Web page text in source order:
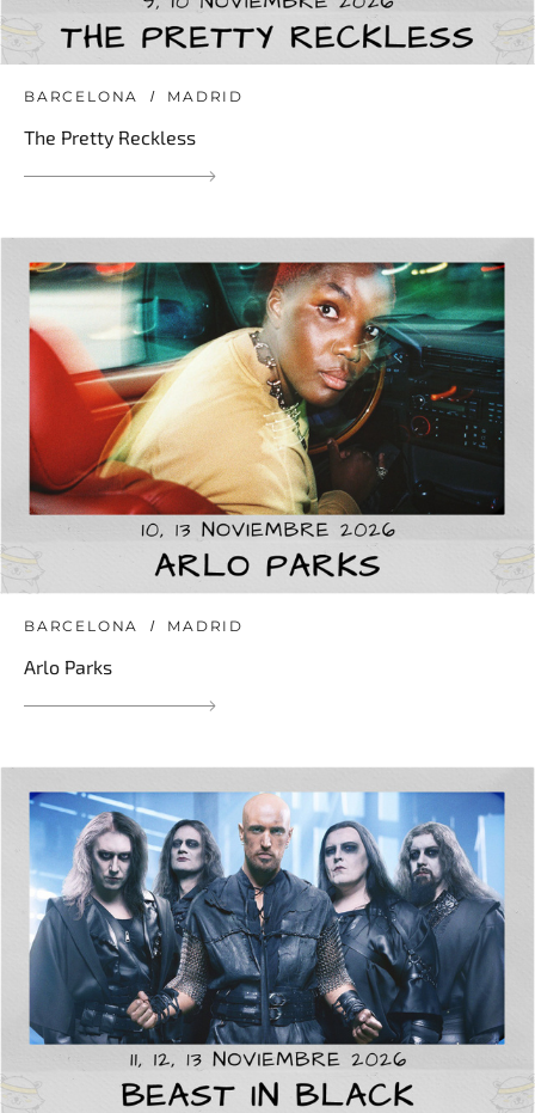
BARCELONA MADRID
The Pretty Reckless
BARCELONA MADRID
Arlo Parks